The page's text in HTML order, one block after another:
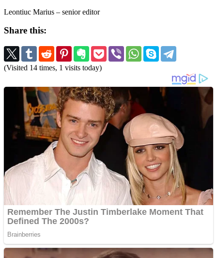
Leontiuc Marius – senior editor
Share this:
(Visited 14 times, 1 visits today)